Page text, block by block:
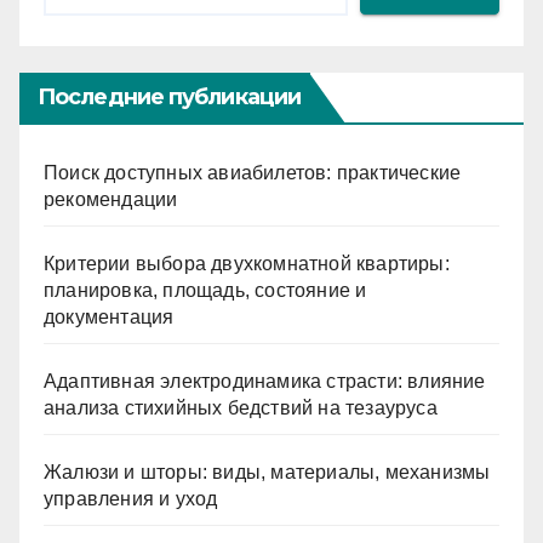
Последние публикации
Поиск доступных авиабилетов: практические
рекомендации
Критерии выбора двухкомнатной квартиры:
планировка, площадь, состояние и
документация
Адаптивная электродинамика страсти: влияние
анализа стихийных бедствий на тезауруса
Жалюзи и шторы: виды, материалы, механизмы
управления и уход